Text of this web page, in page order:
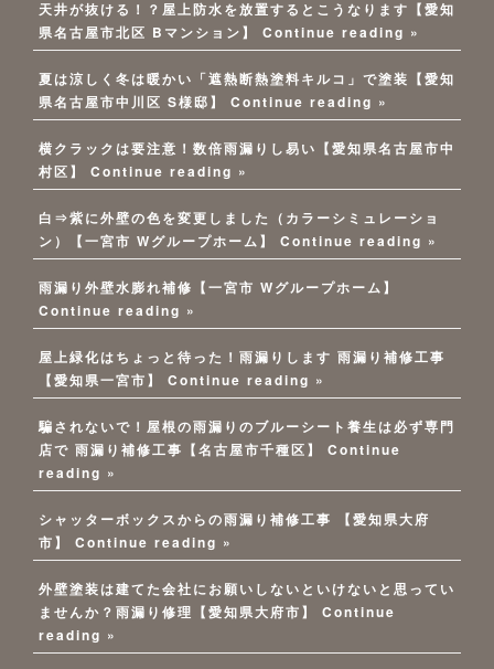
天井が抜ける！？屋上防水を放置するとこうなります【愛知
県名古屋市北区 Bマンション】
Continue reading »
夏は涼しく冬は暖かい「遮熱断熱塗料キルコ」で塗装【愛知
県名古屋市中川区 S様邸】
Continue reading »
横クラックは要注意！数倍雨漏りし易い【愛知県名古屋市中
村区】
Continue reading »
白⇒紫に外壁の色を変更しました（カラーシミュレーショ
ン）【一宮市 Wグループホーム】
Continue reading »
雨漏り外壁水膨れ補修【一宮市 Wグループホーム】
Continue reading »
屋上緑化はちょっと待った！雨漏りします 雨漏り補修工事
【愛知県一宮市】
Continue reading »
騙されないで！屋根の雨漏りのブルーシート養生は必ず専門
店で 雨漏り補修工事【名古屋市千種区】
Continue
reading »
シャッターボックスからの雨漏り補修工事 【愛知県大府
市】
Continue reading »
外壁塗装は建てた会社にお願いしないといけないと思ってい
ませんか？雨漏り修理【愛知県大府市】
Continue
reading »